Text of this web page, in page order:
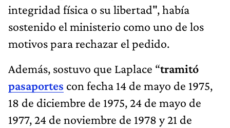
integridad física o su libertad", había
sostenido el ministerio como uno de los
motivos para rechazar el pedido.
Además, sostuvo que Laplace “tramitó
pasaportes con fecha 14 de mayo de 1975,
18 de diciembre de 1975, 24 de mayo de
1977, 24 de noviembre de 1978 y 21 de